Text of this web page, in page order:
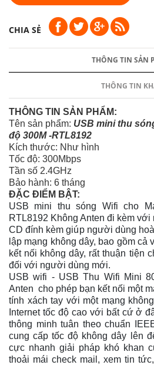
CHIA SẺ
THÔNG TIN SẢN
THÔNG TIN
THÔNG TIN SẢN PHẨM:
Tên sản phẩm: USB mini thu
độ 300M -RTL8192
Kích thước: Như hình
Tốc độ: 300Mbps
Tần số 2.4GHz
Bảo hành: 6 tháng
ĐẶC ĐIỂM BẬT:
USB mini thu sóng Wifi cho
RTL8192 Không Anten đi kèm với
CD đính kèm giúp người dùng
lập mạng không dây, bao gồm cả
kết nối không dây, rất thuận tiện
đối với người dùng mới.
USB wifi - USB Thu Wifi Mini
Anten cho phép bạn kết nối một
tính xách tay với một mạng
Internet tốc độ cao với bất cứ ở
thông minh tuân theo chuẩn
cung cấp tốc độ không dây lên
cực nhanh giải pháp khó khan
thoải mái check mail, xem tin